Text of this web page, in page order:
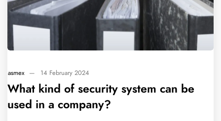
asmex — 14 February 2024
What kind of security system can be
used in a company?